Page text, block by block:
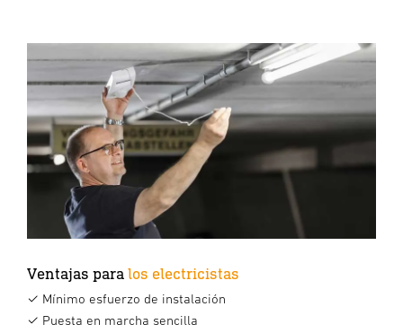
Ventajas paralos electricistas
✓ Mínimo esfuerzo de instalación
✓ Puesta en marcha sencilla